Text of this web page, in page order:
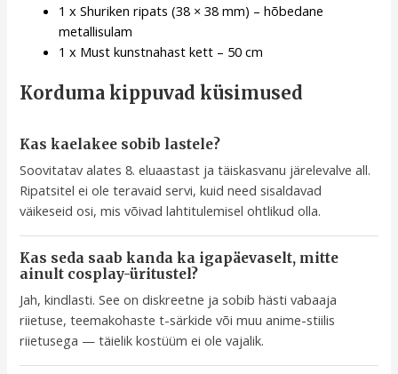
1 x Shuriken ripats (38 × 38 mm) – hõbedane
metallisulam
1 x Must kunstnahast kett – 50 cm
Korduma kippuvad küsimused
Kas kaelakee sobib lastele?
Soovitatav alates 8. eluaastast ja täiskasvanu järelevalve all.
Ripatsitel ei ole teravaid servi, kuid need sisaldavad
väikeseid osi, mis võivad lahtitulemisel ohtlikud olla.
Kas seda saab kanda ka igapäevaselt, mitte
ainult cosplay-üritustel?
Jah, kindlasti. See on diskreetne ja sobib hästi vabaaja
riietuse, teemakohaste t-särkide või muu anime-stiilis
riietusega — täielik kostüüm ei ole vajalik.